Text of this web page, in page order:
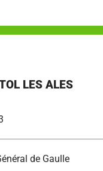
LES ALES
de Gaulle